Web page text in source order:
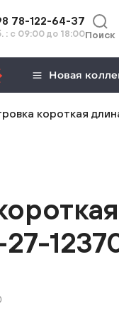
78-122-64-37
: с 09:00 до 18:00Поиск
Новая
короткая